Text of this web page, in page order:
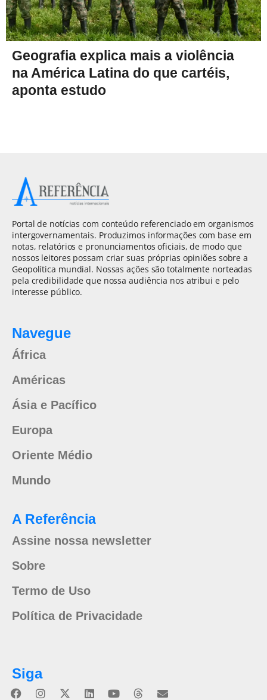
Geografia explica mais a violência
na América Latina do que cartéis,
aponta estudo
Portal de notícias com conteúdo referenciado em organismos
intergovernamentais. Produzimos informações com base em
notas, relatórios e pronunciamentos oficiais, de modo que
nossos leitores possam criar suas próprias opiniões sobre a
Geopolítica mundial. Nossas ações são totalmente norteadas
pela credibilidade que nossa audiência nos atribui e pelo
interesse público.
Navegue
África
Américas
Ásia e Pacífico
Europa
Oriente Médio
Mundo
A Referência
Assine nossa newsletter
Sobre
Termo de Uso
Política de Privacidade
Siga